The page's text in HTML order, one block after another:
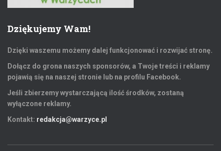
Dziękujemy Wam!
Dzięki waszemu możemy dalej funkcjonować i rozwijać stronę.
Dołącz do grona naszych sponsorów, a Twoje treści i reklamy
pojawią się na naszej stronie lub na profilu Facebook.
Jeśli zbierzemy wystarczającą ilość środków, zostaną
wyłączone reklamy.
Kontakt: redakcja@warzyce.pl